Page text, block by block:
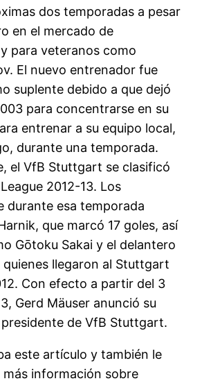
dos temporadas a pesar
en el mercado de
para veteranos como
El nuevo entrenador fue
suplente debido a que dejó
para concentrarse en su
entrenar a su equipo local,
durante una temporada.
el VfB Stuttgart se clasificó
2012-13. Los
durante esa temporada
que marcó 17 goles, así
Gōtoku Sakai y el delantero
quienes llegaron al Stuttgart
Con efecto a partir del 3
Gerd Mäuser anunció su
de VfB Stuttgart.
este artículo y también le
información sobre